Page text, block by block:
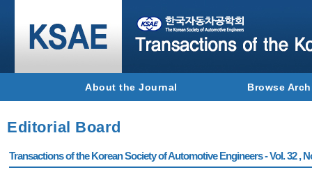
About the Journal Browse
Editorial Board
Transactions of the Korean Society of Automotive Engineers - Vol. 32 ,